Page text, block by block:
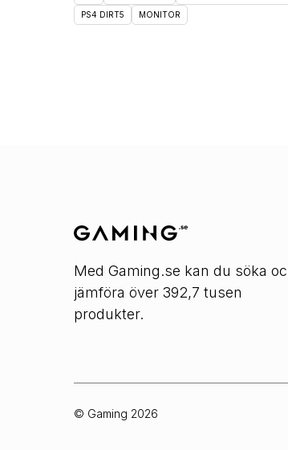
PS4 DIRT5 MONITOR
Med Gaming.se kan du söka
jämföra över 392,7 tusen
produkter.
© Gaming 2026